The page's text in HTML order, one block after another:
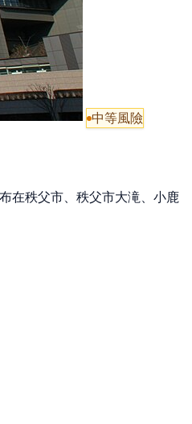
中等風險
在秩父市、秩父市大滝、小鹿